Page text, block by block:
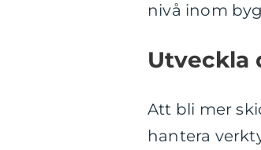
nivå inom
Utveckla
Att bli mer
hantera